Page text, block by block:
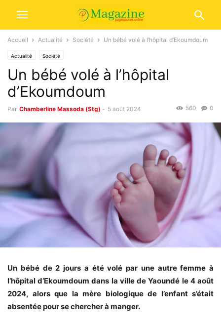
Accueil Actualité Société Un bébé volé à l’hôpital d’Ekoumdoum
Actualité Société
Un bébé volé à l’hôpital
d’Ekoumdoum
Par Chamberline Massoda (Stg) - 5 août 2024 0
560
Un bébé de 2 jours a été volé par une autre femme à
l’hôpital d’Ekoumdoum dans la ville de Yaoundé le 4 août
2024, alors que la mère biologique de l’enfant s’était
absentée pour se chercher à manger.